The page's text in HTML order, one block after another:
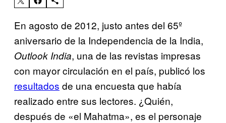
En agosto de 2012, justo antes del 65º
aniversario de la Independencia de la India,
Outlook India, una de las revistas impresas
con mayor circulación en el país, publicó los
resultados de una encuesta que había
realizado entre sus lectores. ¿Quién,
después de «el Mahatma», es el personaje